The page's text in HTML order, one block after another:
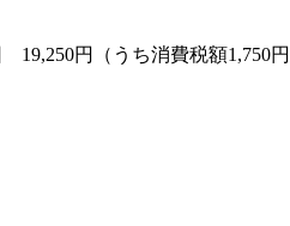
19,250円（うち消費税額1,750